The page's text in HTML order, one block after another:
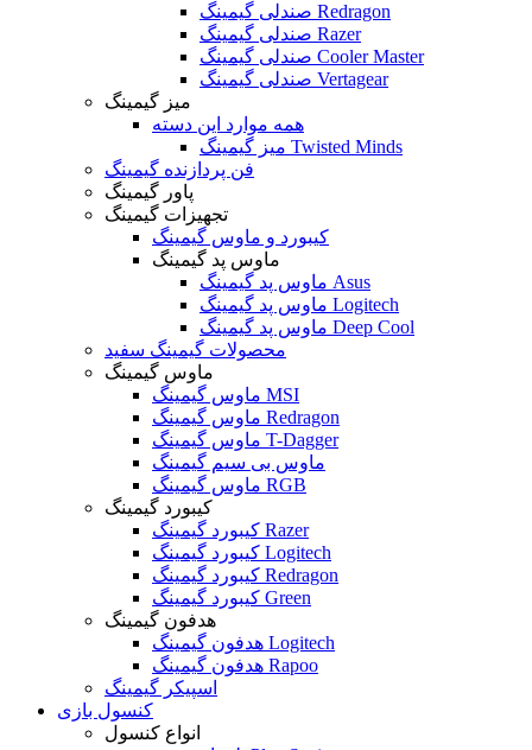
صندلی گیمینگ Redragon
صندلی گیمینگ Razer
صندلی گیمینگ Cooler Master
صندلی گیمینگ Vertagear
میز گیمینگ
همه موارد این دسته
میز گیمینگ Twisted Minds
فن پردازنده گیمینگ
پاور گیمینگ
تجهیزات گیمینگ
کیبورد و ماوس گیمینگ
ماوس پد گیمینگ
ماوس پد گیمینگ Asus
ماوس پد گیمینگ Logitech
ماوس پد گیمینگ Deep Cool
محصولات گیمینگ سفید
ماوس گیمینگ
ماوس گیمینگ MSI
ماوس گیمینگ Redragon
ماوس گیمینگ T-Dagger
ماوس بی سیم گیمینگ
ماوس گیمینگ RGB
کیبورد گیمینگ
کیبورد گیمینگ Razer
کیبورد گیمینگ Logitech
کیبورد گیمینگ Redragon
کیبورد گیمینگ Green
هدفون گیمینگ
هدفون گیمینگ Logitech
هدفون گیمینگ Rapoo
اسپیکر گیمینگ
کنسول بازی
انواع کنسول